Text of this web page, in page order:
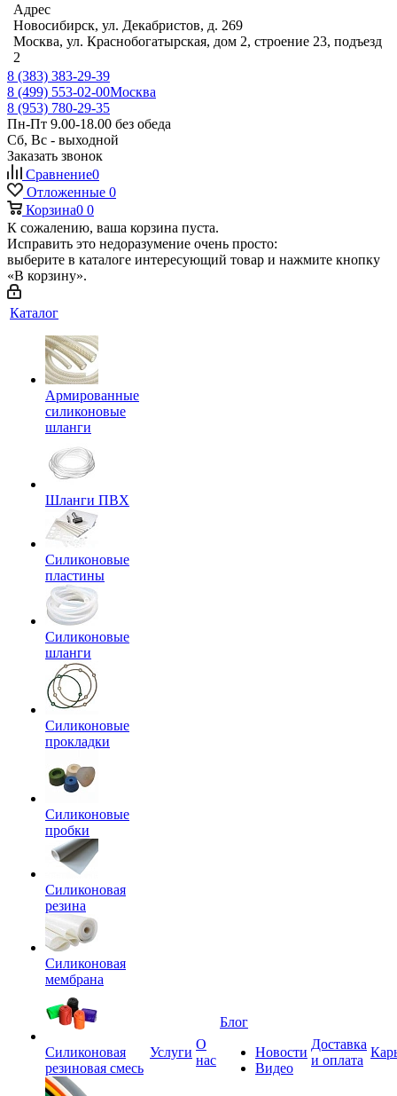
Адрес
Новосибирск, ул. Декабристов, д. 269
Москва, ул. Краснобогатырская, дом 2, строение 23, подъезд
2
8 (383) 383-29-39
8 (499) 553-02-00Москва
8 (953) 780-29-35
Пн-Пт 9.00-18.00 без обеда
Сб, Вс - выходной
Заказать звонок
Сравнение0
Отложенные 0
Корзина0 0
К сожалению, ваша корзина пуста.
Исправить это недоразумение очень просто:
выберите в каталоге интересующий товар и нажмите кнопку
«В корзину».
Каталог
Армированные
силиконовые
шланги
Шланги ПВХ
Силиконовые
пластины
Силиконовые
шланги
Силиконовые
прокладки
Силиконовые
пробки
Силиконовая
резина
Силиконовая
мембрана
Силиконовая
резиновая смесь
Услуги
О
нас
Блог
Новости
Видео
Доставка
и оплата